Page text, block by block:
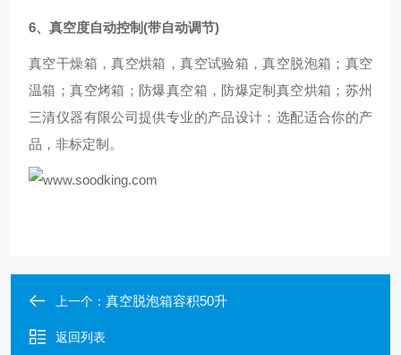
6、真空度自动控制(带自动调节)
真空干燥箱，真空烘箱，真空试验箱，真空脱泡箱；真空
温箱；真空烤箱；防爆真空箱，防爆定制真空烘箱；苏州
三清仪器有限公司提供专业的产品设计；选配适合你的产
品， 非标定制。
上一个： 真空脱泡箱容积50升
返回列表